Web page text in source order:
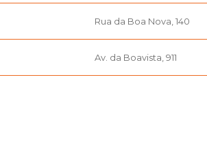
Rua da Boa Nova, 140
Av. da Boavista, 911